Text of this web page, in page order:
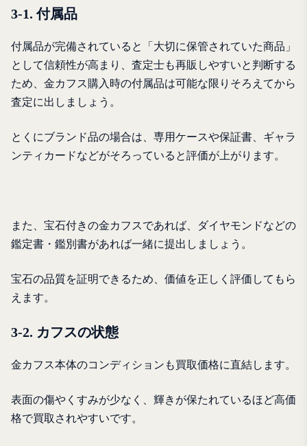
3-1. 付属品
付属品が完備されていると「大切に保管されていた商品」
として信頼性が高まり、査定士も再販しやすいと判断する
ため、金カフス購入時の付属品は可能な限りそろえてから
査定に出しましょう。
とくにブランド品の場合は、専用ケースや保証書、ギャラ
ンティカードなどがそろっていると評価が上がります。
また、宝石付きの金カフスであれば、ダイヤモンドなどの
鑑定書・鑑別書があれば一緒に提出しましょう。
宝石の品質を証明できるため、価値を正しく評価してもら
えます。
3-2. カフスの状態
金カフス本体のコンディションも買取価格に直結します。
表面の傷やくすみが少なく、輝きが保たれているほど高価
格で買取されやすいです。